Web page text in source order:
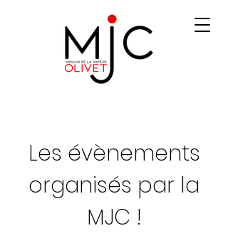
Les évènements
organisés par la
MJC !